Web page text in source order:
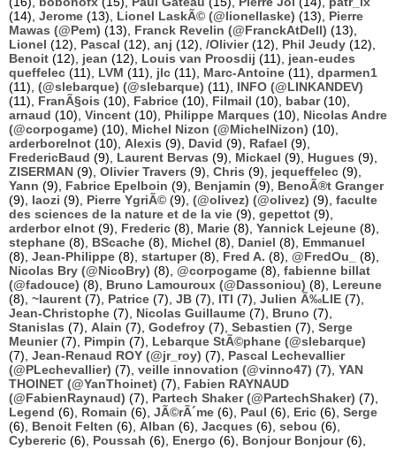
(14), Jerome (13), Lionel LaskÃ© (@lionellaske) (13), Pierre
Mawas (@Pem) (13), Franck Revelin (@FranckAtDell) (13),
Lionel (12), Pascal (12), anj (12), /Olivier(12), Phil Jeudy (12),
Benoit (12), jean (12), Louis van Proosdij (11), jean-eudes
queffelec (11), LVM (11), jlc (11), Marc-Antoine (11), dparmen1
(11), (@slebarque) (@slebarque) (11), INFO (@LINKANDEV)
(11), FranÃ§ois (10), Fabrice (10), Filmail (10), babar(10),
arnaud (10), Vincent (10), Philippe Marques (10), Nicolas Andre
(@corpogame) (10), Michel Nizon (@MichelNizon) (10),
arderborelnot (10), Alexis (9), David (9), Rafael (9),
FredericBaud (9), Laurent Bervas (9), Mickael (9), Hugues (9),
ZISERMAN (9), Olivier Travers (9), Chris (9), jequeffelec (9),
Yann (9), Fabrice Epelboin (9), Benjamin (9), BenoÃ®t Granger
(9), laozi (9), Pierre YgriÃ© (9), (@olivez) (@olivez) (9), faculte
des sciences de la nature et de la vie (9), gepettot (9),
arderbor elnot (9), Frederic (8), Marie (8), Yannick Lejeune (8),
stephane (8), BScache (8), Michel (8), Daniel (8), Emmanuel
(8), Jean-Philippe (8), startuper(8), Fred A. (8), @FredOu_
(8),
Nicolas Bry (@NicoBry) (8), @corpogame (8), fabienne billat
(@fadouce) (8), Bruno Lamouroux (@Dassoniou) (8), Lereune
(8), ~laurent (7), Patrice (7), JB (7), ITI (7), Julien Ã‰LIE (7),
Jean-Christophe (7), Nicolas Guillaume (7), Bruno (7),
Stanislas (7), Alain (7), Godefroy (7), Sebastien (7), Serge
Meunier(7), Pimpin (7), Lebarque StÃ©phane (@slebarque)
(7), Jean-Renaud ROY (@jr_roy) (7), Pascal Lechevallier
(@PLechevallier) (7), veille innovation (@vinno47) (7), YAN
THOINET (@YanThoinet) (7), Fabien RAYNAUD
(@FabienRaynaud) (7), Partech Shaker (@PartechShaker) (7),
Legend (6), Romain (6), JÃ©rÃ´me (6), Paul (6), Eric (6), Serge
(6), Benoit Felten (6), Alban (6), Jacques (6), sebou (6),
Cybereric (6), Poussah (6), Energo (6), Bonjour Bonjour(6),